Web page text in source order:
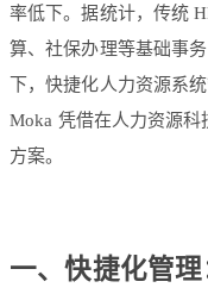
率低下。据统计，传统
算、社保办理等基础事
下，快捷化人力资源系
Moka 凭借在人力资源
方案。
一、快捷化管